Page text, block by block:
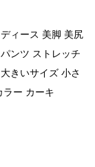
ィース 美脚 美尻
ンツ ストレッチ
きいサイズ 小さ
ラー カーキ